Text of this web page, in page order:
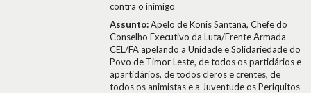
contra o inimigo
Assunto:Apelo de Konis Santana, Chefe do
Conselho Executivo da Luta/Frente Armada-
CEL/FA apelando a Unidade e Solidariedade do
Povo de Timor Leste, de todos os partidários e
apartidários, de todos cleros e crentes, de
todos os animistas e a Juventude os Periquitos